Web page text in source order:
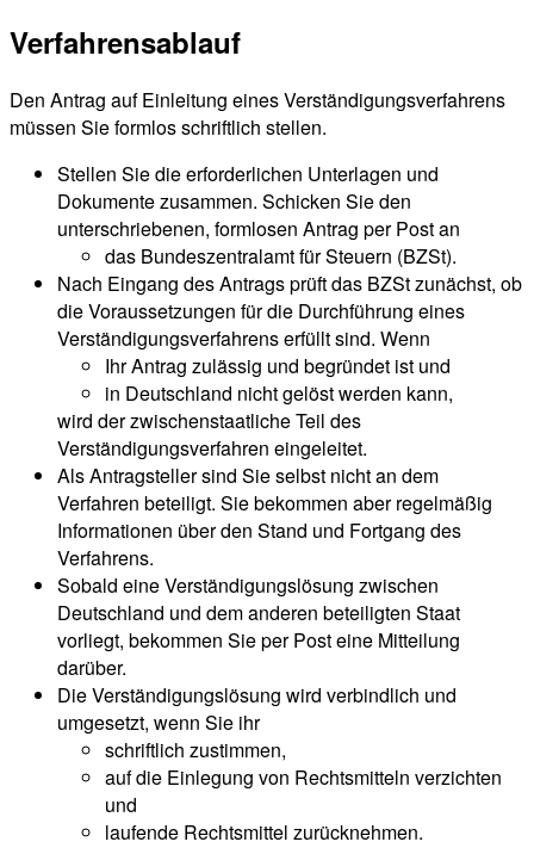
Verfahrensablauf
Den Antrag auf Einleitung eines Verständigungsverfahrens
müssen Sie formlos schriftlich stellen.
Stellen Sie die erforderlichen Unterlagen und
Dokumente zusammen. Schicken Sie den
unterschriebenen, formlosen Antrag per Post an
das Bundeszentralamt für Steuern (BZSt).
Nach Eingang des Antrags prüft das BZSt zunächst, ob
die Voraussetzungen für die Durchführung eines
Verständigungsverfahrens erfüllt sind. Wenn
Ihr Antrag zulässig und begründet ist und
in Deutschland nicht gelöst werden kann,
wird der zwischenstaatliche Teil des
Verständigungsverfahren eingeleitet.
Als Antragsteller sind Sie selbst nicht an dem
Verfahren beteiligt. Sie bekommen aber regelmäßig
Informationen über den Stand und Fortgang des
Verfahrens.
Sobald eine Verständigungslösung zwischen
Deutschland und dem anderen beteiligten Staat
vorliegt, bekommen Sie per Post eine Mitteilung
darüber.
Die Verständigungslösung wird verbindlich und
umgesetzt, wenn Sie ihr
schriftlich zustimmen,
auf die Einlegung von Rechtsmitteln verzichten
und
laufende Rechtsmittel zurücknehmen.